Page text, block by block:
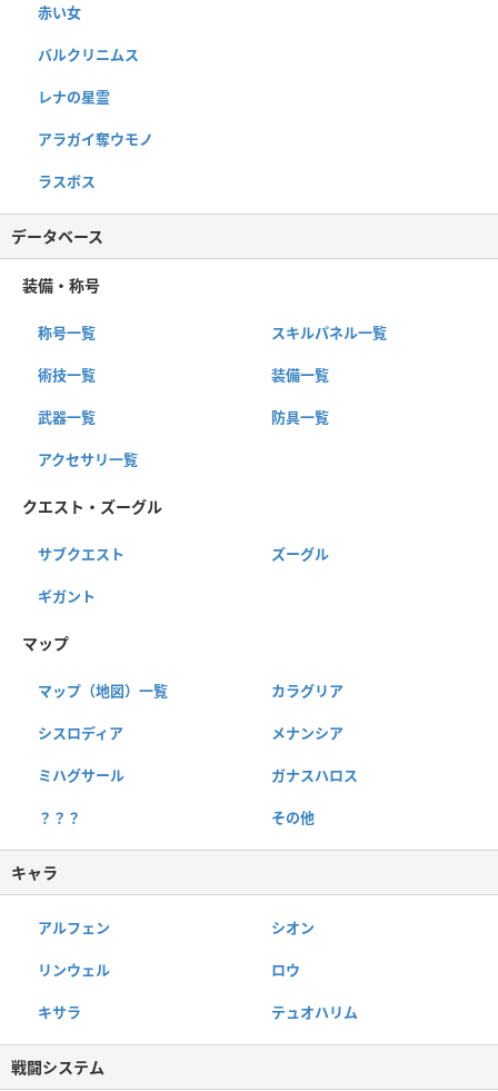
赤い女
バルクリニムス
レナの星霊
アラガイ奪ウモノ
ラスボス
データベース
装備・称号
称号一覧 スキルパネル一覧
術技一覧 装備一覧
武器一覧 防具一覧
アクセサリ一覧
クエスト・ズーグル
サブクエスト ズーグル
ギガント
マップ
マップ（地図）一覧 カラグリア
シスロディア メナンシア
ミハグサール ガナスハロス
？？？ その他
キャラ
アルフェン シオン
リンウェル ロウ
キサラ テュオハリム
戦闘システム